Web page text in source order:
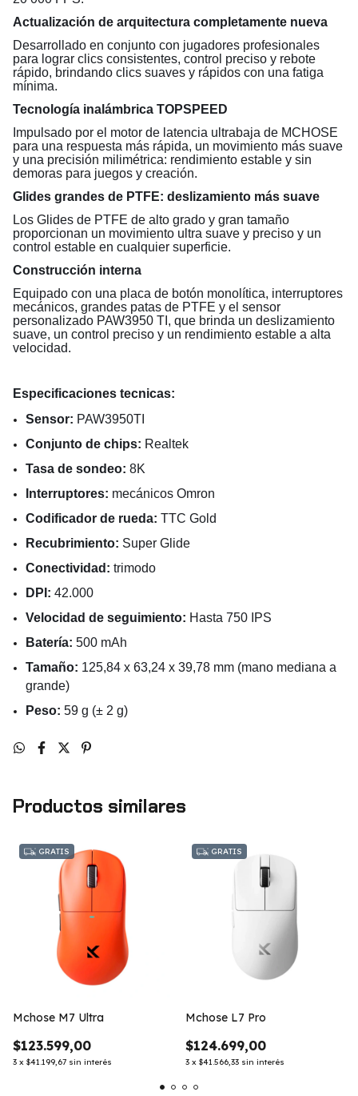
Actualización de arquitectura completamente nueva
Desarrollado en conjunto con jugadores profesionales
para lograr clics consistentes, control preciso y rebote
rápido, brindando clics suaves y rápidos con una fatiga
mínima.
Tecnología inalámbrica TOPSPEED
Impulsado por el motor de latencia ultrabaja de MCHOSE
para una respuesta más rápida, un movimiento más suave
y una precisión milimétrica: rendimiento estable y sin
demoras para juegos y creación.
Glides grandes de PTFE: deslizamiento más suave
Los Glides de PTFE de alto grado y gran tamaño
proporcionan un movimiento ultra suave y preciso y un
control estable en cualquier superficie.
Construcción interna
Equipado con una placa de botón monolítica, interruptores
mecánicos, grandes patas de PTFE y el sensor
personalizado PAW3950 TI, que brinda un deslizamiento
suave, un control preciso y un rendimiento estable a alta
velocidad.
Especificaciones tecnicas:
Sensor: PAW3950TI
Conjunto de chips: Realtek
Tasa de sondeo: 8K
Interruptores: mecánicos Omron
Codificador de rueda: TTC Gold
Recubrimiento: Super Glide
Conectividad: trimodo
DPI: 42.000
Velocidad de seguimiento: Hasta 750 IPS
Batería: 500 mAh
Tamaño: 125,84 x 63,24 x 39,78 mm (mano mediana a
grande)
Peso: 59 g (± 2 g)
Productos similares
GRATIS
Mchose M7 Ultra
$123.599,00
3 x $41.199,67 sin interés
GRATIS
Mchose L7 Pro
$124.699,00
3 x $41.566,33 sin interés